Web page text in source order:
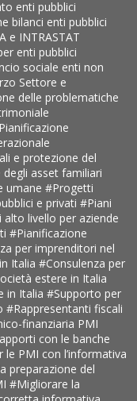
enti pubblici
bilanci enti pubblici
e INTRASTAT
enti pubblici
sociale enti non
Settore e
delle problematiche
e protezione del
asset familiari
umane#Progetti
e privati#Piani
livello per aziende
#Pianificazione
per imprenditori nel
Italia#Consulenza per
estere in Italia
in Italia#Supporto per
#Rappresentanti fiscali
finanziaria PMI
con le banche
le PMI con l’informativa
preparazione del
#Migliorare la